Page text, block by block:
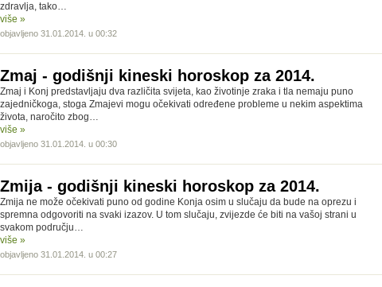
zdravlja, tako…
više »
objavljeno 31.01.2014. u 00:32
Zmaj - godišnji kineski horoskop za 2014.
Zmaj i Konj predstavljaju dva različita svijeta, kao životinje zraka i tla nemaju puno
zajedničkoga, stoga Zmajevi mogu očekivati određene probleme u nekim aspektima
života, naročito zbog…
više »
objavljeno 31.01.2014. u 00:30
Zmija - godišnji kineski horoskop za 2014.
Zmija ne može očekivati puno od godine Konja osim u slučaju da bude na oprezu i
spremna odgovoriti na svaki izazov. U tom slučaju, zvijezde će biti na vašoj strani u
svakom području…
više »
objavljeno 31.01.2014. u 00:27